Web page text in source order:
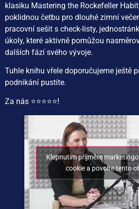
klasiku Mastering the Rockefeller
poklidnou četbu pro dlouhé zimní
pracovní sešit s check-listy,
úkoly, které aktivně pomůžou
dalších fází svého vývoje.
Tuhle knihu vřele doporučujeme ještě
podnikání pustíte.
Za nás ⭐⭐⭐⭐⭐!
Klepnutím přijměte
cookie a povolte tento